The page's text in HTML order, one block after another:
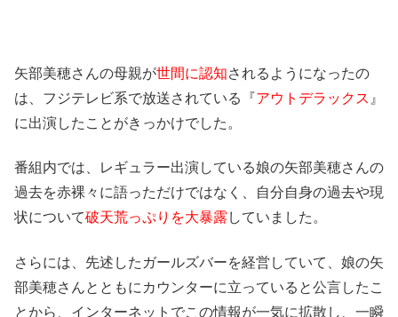
矢部美穂さんの母親が世間に認知されるようになったの
は、フジテレビ系で放送されている『アウトデラックス 』
に出演したことがきっかけでした。
番組内では、レギュラー出演している娘の矢部美穂さんの
過去を赤裸々に語っただけではなく、自分自身の過去や現
状について破天荒っぷりを大暴露 していました。
さらには、先述したガールズバーを経営していて、娘の矢
部美穂さんとともにカウンターに立っていると公言したこ
とから、インターネットでこの情報が一気に拡散し、一瞬